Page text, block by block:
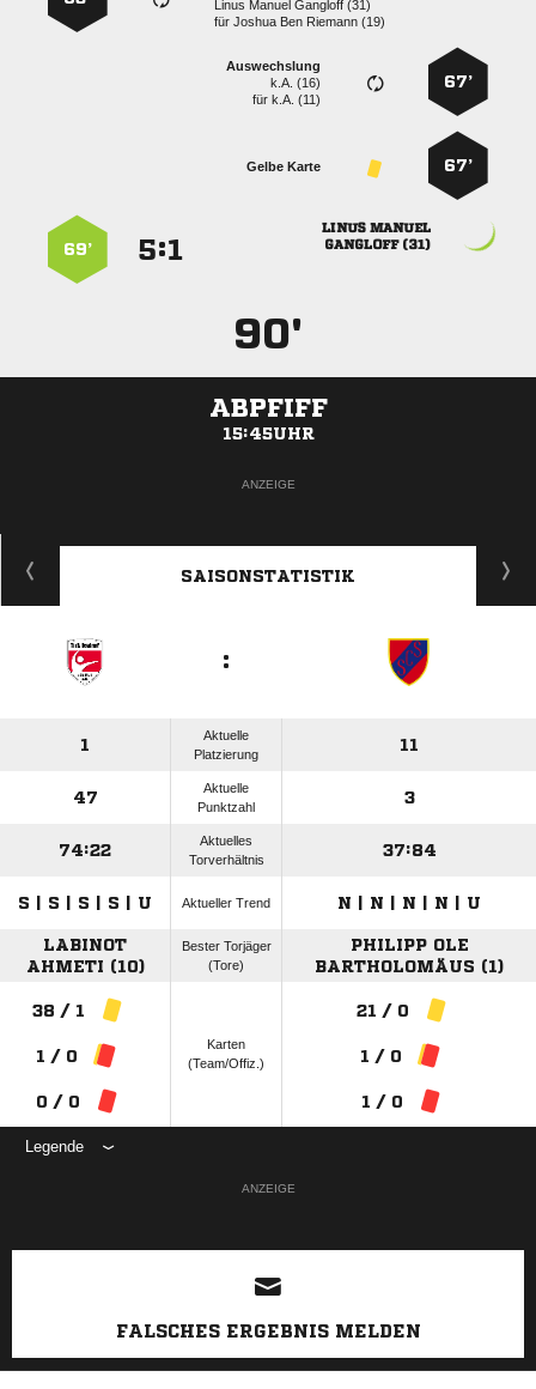
   
für   
67’
Auswechslung
k.A. (16)
fürk.A. (11)
67’
Gelbe Karte
 
 
:
69’
90'
ABPFIFF
15:45UHR
ANZEIGE
SAISONSTATISTIK
:
1
Aktuelle
Platzierung
11
47
Aktuelle
Punktzahl
3
74:22
Aktuelles
Torverhältnis
37:84
S | S | S | S | U Aktueller Trend N | N | N | N | U
LABINOT
AHMETI (10)
Bester Torjäger
(Tore)
PHILIPP OLE
BARTHOLOMÄUS (1)
38 / 1
1 / 0
0 / 0
Karten
(Team/Offiz.)
21 / 0
1 / 0
1 / 0
Legende
ANZEIGE
FALSCHES ERGEBNIS MELDEN